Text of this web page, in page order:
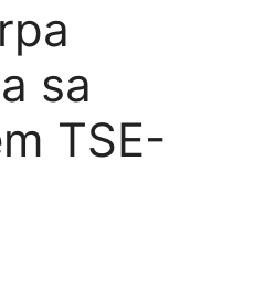
sa
TSE-